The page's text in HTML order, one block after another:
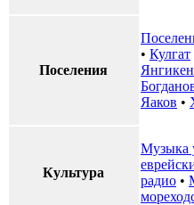
Поселения
• Кулгат
Яаков •
Культура
Музыка
радио •